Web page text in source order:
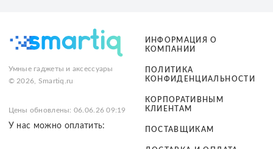
Умные гаджеты и аксессуары
© 2026, Smartiq.ru
Цены обновлены: 06.06.26 09:19
У нас можно оплатить:
ИНФОРМАЦИЯ О
КОМПАНИИ
ПОЛИТИКА
КОНФИДЕНЦИАЛЬНОСТИ
КОРПОРАТИВНЫМ
КЛИЕНТАМ
ПОСТАВЩИКАМ